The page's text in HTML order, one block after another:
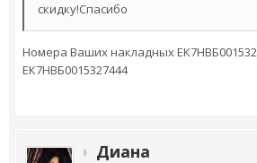
скидку!Спасибо
Номера Ваших накладных
ЕК7НВБ0015327444
Диана